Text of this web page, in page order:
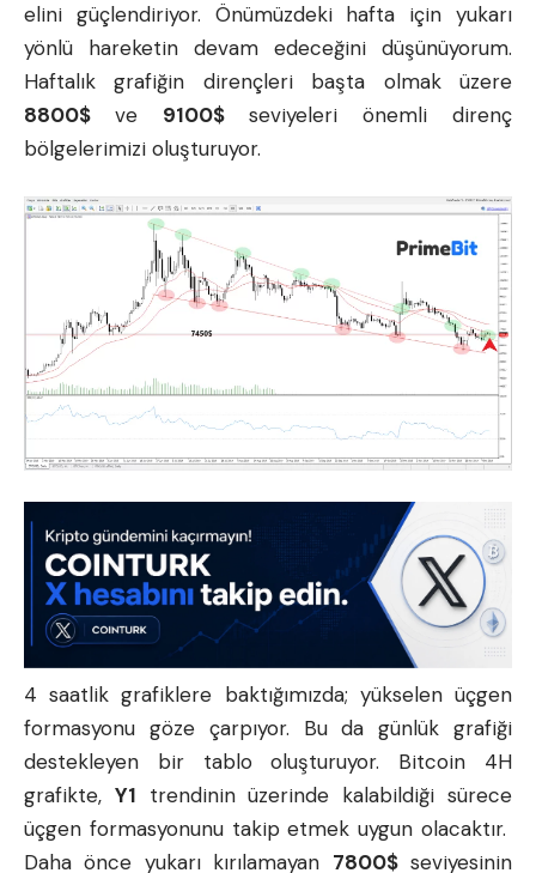
elini güçlendiriyor. Önümüzdeki hafta için yukarı
yönlü hareketin devam edeceğini düşünüyorum.
Haftalık grafiğin dirençleri başta olmak üzere
8800$ ve 9100$ seviyeleri önemli direnç
bölgelerimizi oluşturuyor.
4 saatlik grafiklere baktığımızda; yükselen üçgen
formasyonu göze çarpıyor. Bu da günlük grafiği
destekleyen bir tablo oluşturuyor. Bitcoin 4H
grafikte, Y1 trendinin üzerinde kalabildiği sürece
üçgen formasyonunu takip etmek uygun olacaktır.
Daha önce yukarı kırılamayan 7800$seviyesinin